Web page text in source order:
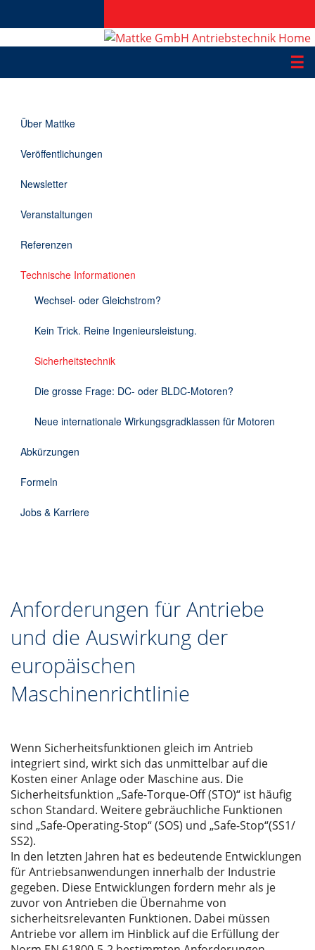
☰
Applikationen
Informationen
Downloads
Kontakt
Über Mattke
Veröffentlichungen
Newsletter
Veranstaltungen
Referenzen
Technische Informationen
Wechsel- oder Gleichstrom?
Kein Trick. Reine Ingenieursleistung.
Sicherheitstechnik
Die grosse Frage: DC- oder BLDC-Motoren?
Neue internationale Wirkungsgradklassen für Motoren
Abkürzungen
Formeln
Jobs & Karriere
Anforderungen für Antriebe
und die Auswirkung der
europäischen
Maschinenrichtlinie
Wenn Sicherheitsfunktionen gleich im Antrieb
integriert sind, wirkt sich das unmittelbar auf die
Kosten einer Anlage oder Maschine aus. Die
Sicherheitsfunktion „Safe-Torque-Off (STO)“ ist häufig
schon Standard. Weitere gebräuchliche Funktionen
sind „Safe-Operating-Stop“ (SOS) und „Safe-Stop“(SS1/
SS2).
In den letzten Jahren hat es bedeutende Entwicklungen
für Antriebsanwendungen innerhalb der Industrie
gegeben. Diese Entwicklungen fordern mehr als je
zuvor von Antrieben die Übernahme von
sicherheitsrelevanten Funktionen. Dabei müssen
Antriebe vor allem im Hinblick auf die Erfüllung der